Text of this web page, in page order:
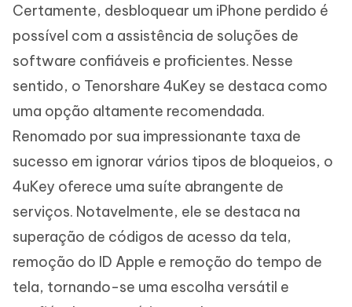
Certamente, desbloquear um iPhone perdido é
possível com a assistência de soluções de
software confiáveis e proficientes. Nesse
sentido, o Tenorshare 4uKey se destaca como
uma opção altamente recomendada.
Renomado por sua impressionante taxa de
sucesso em ignorar vários tipos de bloqueios, o
4uKey oferece uma suíte abrangente de
serviços. Notavelmente, ele se destaca na
superação de códigos de acesso da tela,
remoção do ID Apple e remoção do tempo de
tela, tornando-se uma escolha versátil e